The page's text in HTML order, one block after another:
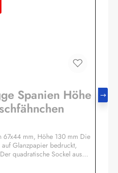
Spanien Höhe
67x44 mm, Höhe 130 mm Die
Glanzpapier bedruckt,
quadratische Sockel aus